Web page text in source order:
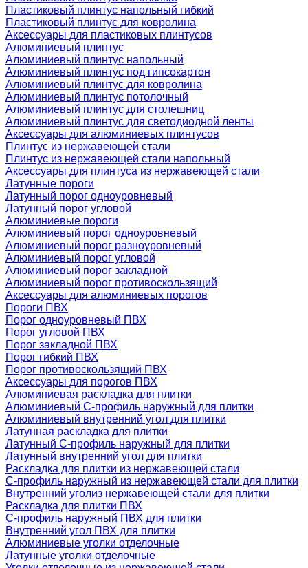
Пластиковый плинтус напольный гибкий
Пластиковый плинтус для ковролина
Аксессуары для пластиковых плинтусов
Алюминиевый плинтус
Алюминиевый плинтус напольный
Алюминиевый плинтус под гипсокартон
Алюминиевый плинтус для ковролина
Алюминиевый плинтус потолочный
Алюминиевый плинтус для столешниц
Алюминиевый плинтус для светодиодной ленты
Аксессуары для алюминиевых плинтусов
Плинтус из нержавеющей стали
Плинтус из нержавеющей стали напольный
Аксессуары для плинтуса из нержавеющей стали
Латунные пороги
Латунный порог одноуровневый
Латунный порог угловой
Алюминиевые пороги
Алюминиевый порог одноуровневый
Алюминиевый порог разноуровневый
Алюминиевый порог угловой
Алюминиевый порог закладной
Алюминиевый порог противоскользящий
Аксессуары для алюминиевых порогов
Пороги ПВХ
Порог одноуровневый ПВХ
Порог угловой ПВХ
Порог закладной ПВХ
Порог гибкий ПВХ
Порог противоскользящий ПВХ
Аксессуары для порогов ПВХ
Алюминиевая раскладка для плитки
Алюминиевый С-профиль наружный для плитки
Алюминиевый внутренний угол для плитки
Латунная раскладка для плитки
Латунный С-профиль наружный для плитки
Латунный внутренний угол для плитки
Раскладка для плитки из нержавеющей стали
С-профиль наружный из нержавеющей стали для плитки
Внутренний уголиз нержавеющей стали для плитки
Раскладка для плитки ПВХ
С-профиль наружный ПВХ для плитки
Внутренний угол ПВХ для плитки
Алюминиевые уголки отделочные
Латунные уголки отделочные